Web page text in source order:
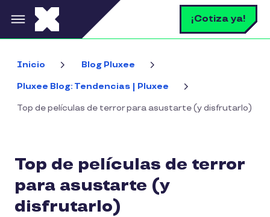
Pasar al contenido principal ¡Cotiza ya!
Inicio Blog Pluxee
Pluxee Blog: Tendencias | Pluxee
Top de películas de terror para asustarte (y disfrutarlo)
Top de películas de terror
para asustarte (y
disfrutarlo)